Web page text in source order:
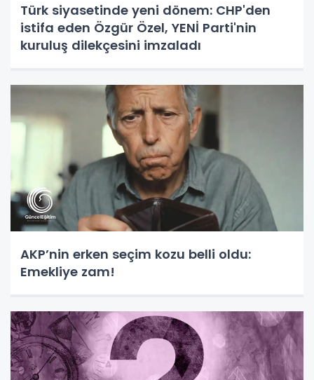
Türk siyasetinde yeni dönem: CHP'den
istifa eden Özgür Özel, YENİ Parti'nin
kuruluş dilekçesini imzaladı
AKP’nin erken seçim kozu belli oldu:
Emekliye zam!